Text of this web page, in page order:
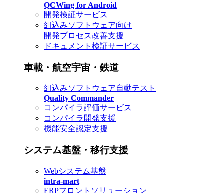
QCWing for Android
開発検証サービス
組込みソフトウェア向け
開発プロセス改善支援
ドキュメント検証サービス
車載・航空宇宙・鉄道
組込みソフトウェア自動テスト
Quality Commander
コンパイラ評価サービス
コンパイラ開発支援
機能安全認定支援
システム基盤・移行支援
Webシステム基盤
intra-mart
ERPフロントソリューション